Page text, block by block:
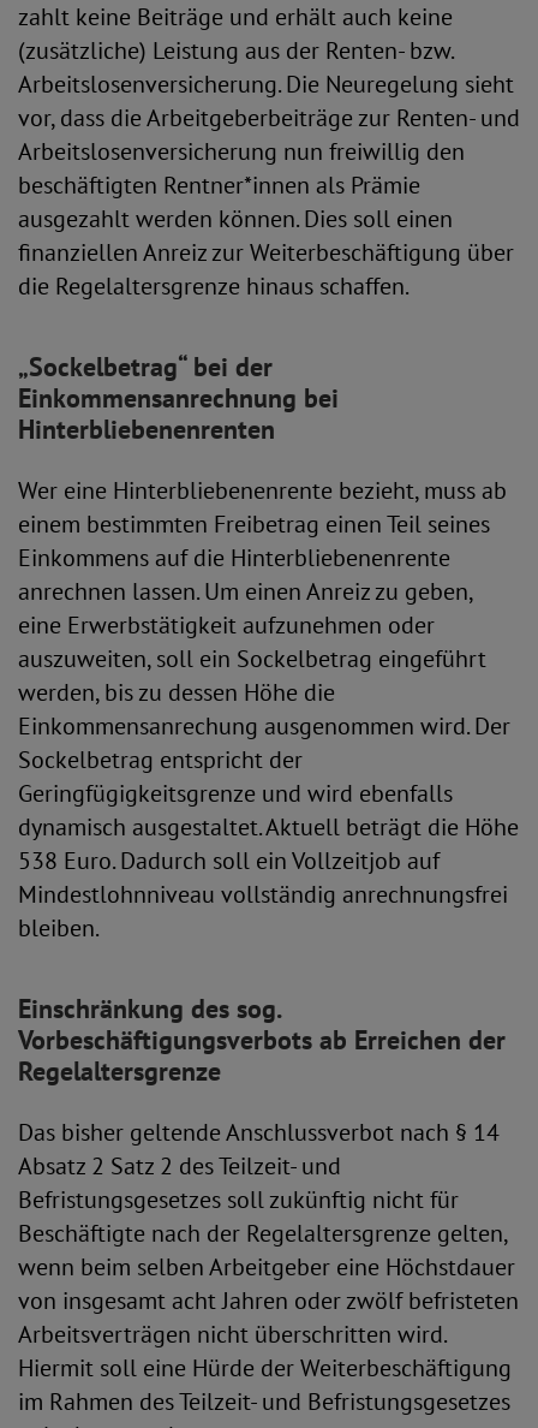
zahlt keine Beiträge und erhält auch keine
(zusätzliche) Leistung aus der Renten- bzw.
Arbeitslosenversicherung. Die Neuregelung sieht
vor, dass die Arbeitgeberbeiträge zur Renten- und
Arbeitslosenversicherung nun freiwillig den
beschäftigten Rentner*innen als Prämie
ausgezahlt werden können. Dies soll einen
finanziellen Anreiz zur Weiterbeschäftigung über
die Regelaltersgrenze hinaus schaffen.
„Sockelbetrag“ bei der
Einkommensanrechnung bei
Hinterbliebenenrenten
Wer eine Hinterbliebenenrente bezieht, muss ab
einem bestimmten Freibetrag einen Teil seines
Einkommens auf die Hinterbliebenenrente
anrechnen lassen. Um einen Anreiz zu geben,
eine Erwerbstätigkeit aufzunehmen oder
auszuweiten, soll ein Sockelbetrag eingeführt
werden, bis zu dessen Höhe die
Einkommensanrechung ausgenommen wird. Der
Sockelbetrag entspricht der
Geringfügigkeitsgrenze und wird ebenfalls
dynamisch ausgestaltet. Aktuell beträgt die Höhe
538 Euro. Dadurch soll ein Vollzeitjob auf
Mindestlohnniveau vollständig anrechnungsfrei
bleiben.
Einschränkung des sog.
Vorbeschäftigungsverbots ab Erreichen der
Regelaltersgrenze
Das bisher geltende Anschlussverbot nach § 14
Absatz 2 Satz 2 des Teilzeit- und
Befristungsgesetzes soll zukünftig nicht für
Beschäftigte nach der Regelaltersgrenze gelten,
wenn beim selben Arbeitgeber eine Höchstdauer
von insgesamt acht Jahren oder zwölf befristeten
Arbeitsverträgen nicht überschritten wird.
Hiermit soll eine Hürde der Weiterbeschäftigung
im Rahmen des Teilzeit- und Befristungsgesetzes